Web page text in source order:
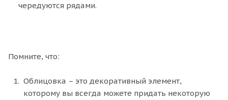
чередуются рядами.
Помните, что:
Облицовка – это декоративный элемент,
которому вы всегда можете придать некоторую